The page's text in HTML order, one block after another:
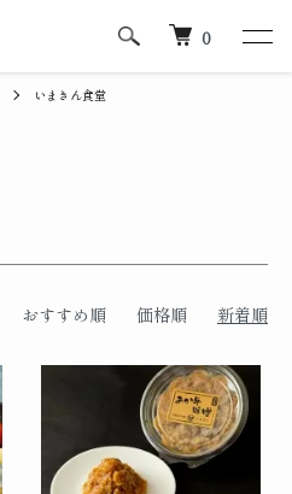
0
いまきん食堂
おすすめ順 価格順 新着順